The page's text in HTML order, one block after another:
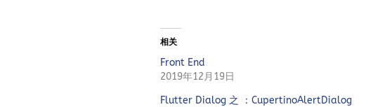
相关
Front End
2019年12月19日
Flutter Dialog 之 ：CupertinoAlertDialog